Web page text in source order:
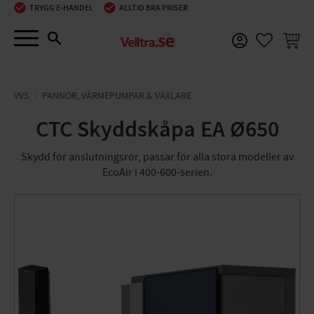
Meny
TRYGG E-HANDEL ALLTID BRA PRISER
VVS PANNOR, VÄRMEPUMPAR & VÄXLARE
CTC Skyddskåpa EA Ø650
Skydd för anslutningsrör, passar för alla stora modeller av
EcoAir i 400-600-serien.